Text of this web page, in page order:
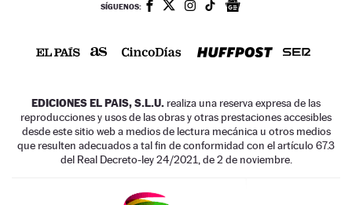
SÍGUENOS:
EDICIONES EL PAIS, S.L.U. realiza una reserva expresa de las
reproducciones y usos de las obras y otras prestaciones accesibles
desde este sitio web a medios de lectura mecánica u otros medios
que resulten adecuados a tal fin de conformidad con el artículo 67.3
del Real Decreto-ley 24/2021, de 2 de noviembre.